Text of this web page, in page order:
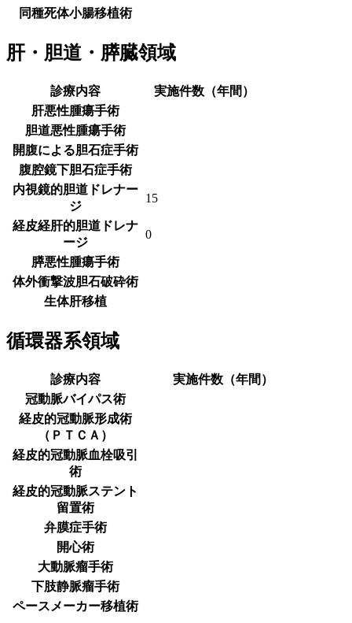
同種死体小腸移植術
肝・胆道・膵臓領域
診療内容
実施件数（年間）
肝悪性腫瘍手術
胆道悪性腫瘍手術
開腹による胆石症手術
腹腔鏡下胆石症手術
内視鏡的胆道ドレナー
ジ
15
経皮経肝的胆道ドレナ
ージ
0
膵悪性腫瘍手術
体外衝撃波胆石破砕術
生体肝移植
循環器系領域
診療内容
実施件数（年間）
冠動脈バイパス術
経皮的冠動脈形成術
（ＰＴＣＡ）
経皮的冠動脈血栓吸引
術
経皮的冠動脈ステント
留置術
弁膜症手術
開心術
大動脈瘤手術
下肢静脈瘤手術
ペースメーカー移植術